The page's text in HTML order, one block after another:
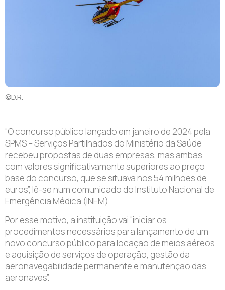
©D.R.
“O concurso público lançado em janeiro de 2024 pela
SPMS – Serviços Partilhados do Ministério da Saúde
recebeu propostas de duas empresas, mas ambas
com valores significativamente superiores ao preço
base do concurso, que se situava nos 54 milhões de
euros”, lê-se num comunicado do Instituto Nacional de
Emergência Médica (INEM).
Por esse motivo, a instituição vai “iniciar os
procedimentos necessários para lançamento de um
novo concurso público para locação de meios aéreos
e aquisição de serviços de operação, gestão da
aeronavegabilidade permanente e manutenção das
aeronaves”.